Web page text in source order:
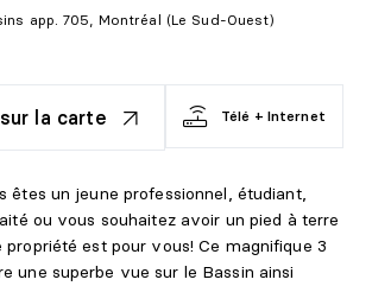
app. 705, Montréal (Le Sud-Ouest)
la carte Télé + Internet
êtes un jeune professionnel, étudiant,
ou vous souhaitez avoir un pied à terre
est pour vous! Ce magnifique 3
une superbe vue sur le Bassin ainsi